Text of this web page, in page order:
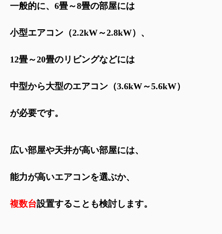
一般的に、6畳～8畳の部屋には
小型エアコン（2.2kW～2.8kW）、
12畳～20畳のリビングなどには
中型から大型のエアコン（3.6kW～5.6kW）
が必要です。
広い部屋や天井が高い部屋には、
能力が高いエアコンを選ぶか、
複数台設置することも検討します。